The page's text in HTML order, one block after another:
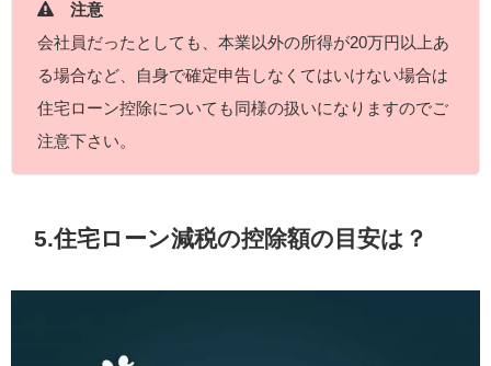
注意
会社員だったとしても、本業以外の所得が20万円以上あ
る場合など、自身で確定申告しなくてはいけない場合は
住宅ローン控除についても同様の扱いになりますのでご
注意下さい。
5.住宅ローン減税の控除額の目安は？